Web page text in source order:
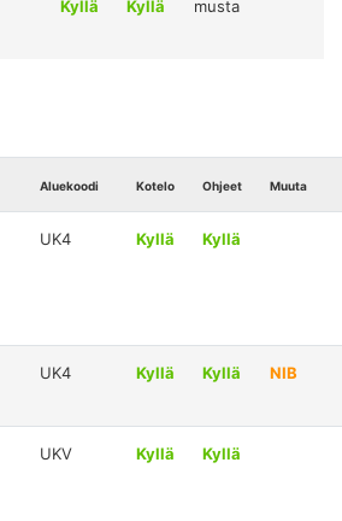
Kyllä Kyllä musta
Aluekoodi Kotelo Ohjeet Muuta
UK4 Kyllä Kyllä
UK4 Kyllä Kyllä NIB
UKV Kyllä Kyllä